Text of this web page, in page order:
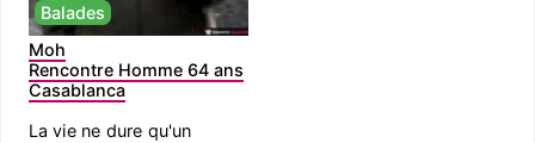
Balades
Moh
Rencontre Homme 64 ans
Casablanca
La vie ne dure qu'un